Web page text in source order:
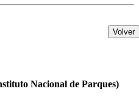
Volver
Nacional de Parques)